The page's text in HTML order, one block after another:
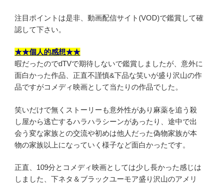
注目ポイントは是非、動画配信サイト(VOD)で鑑賞して確
認して下さい。
★★個人的感想★★
暇だったのでdTVで期待しないで鑑賞しましたが、意外に
面白かった作品、正直不謹慎&下品な笑いが盛り沢山の作
品ですがコメディ映画として当たりの作品でした。
笑いだけで無くストーリーも意外性があり麻薬を追う殺
し屋から逃亡するハラハラシーンがあったり、途中で出
会う変な家族との交流や初めは他人だった偽物家族が本
物の家族以上になっていく様子など面白かったです。
正直、109分とコメディ映画としては少し長かった感じは
しました、下ネタ＆ブラックユーモア盛り沢山のアメリ